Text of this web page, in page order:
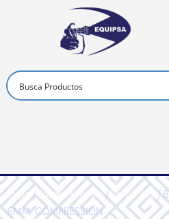
Inicio/Sames Kremlin/Productos/
6MM. COMPRESSION